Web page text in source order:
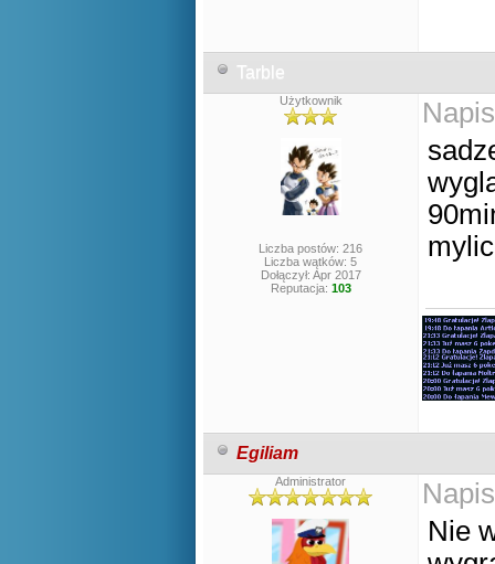
Tarble
Użytkownik
Liczba postów: 216
Liczba wątków: 5
Dołączył: Apr 2017
Reputacja: 103
mylic
Egiliam
Administrator
Nie